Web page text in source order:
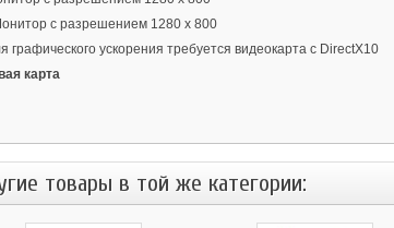
с разрешением 1280 x 800
графического ускорения требуется видеокарта с DirectX10
карта
товары в той же категории: